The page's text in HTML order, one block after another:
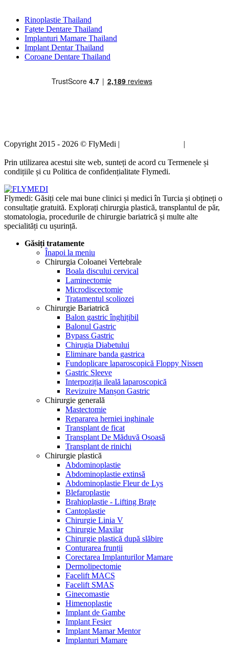
Rinoplastie Thailand
Fațete Dentare Thailand
Implanturi Mamare Thailand
Implant Dentar Thailand
Coroane Dentare Thailand
Copyright 2015 - 2026 © FlyMedi | |
Prin utilizarea acestui site web, sunteți de acord cu Termenele și
condițiile și cu Politica de confidențialitate Flymedi.
Flymedi: Găsiți cele mai bune clinici și medici în Turcia și obțineți o
consultație gratuită. Explorați chirurgia plastică, transplantul de păr,
stomatologia, procedurile de chirurgie bariatrică și multe alte
specialități cu ușurință.
Găsiți tratamente
Înapoi la meniu
Chirurgia Coloanei Vertebrale
Boala discului cervical
Laminectomie
Microdiscectomie
Tratamentul scoliozei
Chirurgie Bariatrică
Balon gastric înghițibil
Balonul Gastric
Bypass Gastric
Chirugia Diabetului
Eliminare banda gastrica
Fundoplicare laparoscopică Floppy Nissen
Gastric Sleeve
Interpoziția ileală laparoscopică
Revizuire Manșon Gastric
Chirurgie generală
Mastectomie
Repararea herniei inghinale
Transplant de ficat
Transplant De Măduvă Osoasă
Transplant de rinichi
Chirurgie plastică
Abdominoplastie
Abdominoplastie extinsă
Abdominoplastie Fleur de Lys
Blefaroplastie
Brahioplastie - Lifting Brațe
Cantoplastie
Chirurgie Linia V
Chirurgie Maxilar
Chirurgie plastică după slăbire
Conturarea frunții
Corectarea Implanturilor Mamare
Dermolipectomie
Facelift MACS
Facelift SMAS
Ginecomastie
Himenoplastie
Implant de Gambe
Implant Fesier
Implant Mamar Mentor
Implanturi Mamare